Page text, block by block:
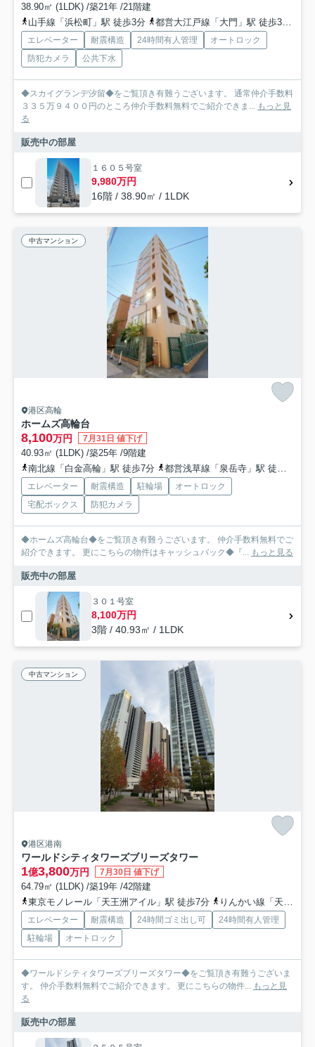
38.90㎡ (1LDK) /築21年 /21階建
山手線「浜松町」駅 徒歩3分
都営大江戸線「大門」駅 徒歩3分
エレベーター 耐震構造 24時間有人管理
オートロック
防犯カメラ
公共下水
◆スカイグランデ汐留◆をご覧頂き有難うございます。 通常仲介手数料
３３５万９４００円のところ仲介手数料無料でご紹介できま... もっと見
る
販売中の部屋
１６０５号室
9,980万円
16階 / 38.90㎡ / 1LDK
中古マンション
港区高輪
ホームズ高輪台
8,100万円 7月31日 値下げ
40.93㎡ (1LDK) /築25年 /9階建
南北線「白金高輪」駅 徒歩7分
都営浅草線「泉岳寺」駅 徒歩9分
エレベーター 耐震構造 駐輪場
オートロック
宅配ボックス
防犯カメラ
◆ホームズ高輪台◆をご覧頂き有難うございます。 仲介手数料無料でご
紹介できます。 更にこちらの物件はキャッシュバック◆『... もっと見る
販売中の部屋
３０１号室
8,100万円
3階 / 40.93㎡ / 1LDK
中古マンション
港区港南
ワールドシティタワーズブリーズタワー
1億3,800万円 7月30日 値下げ
64.79㎡ (1LDK) /築19年 /42階建
東京モノレール「天王洲アイル」駅 徒歩7分
りんかい線「天王洲アイル」駅 徒歩10分
エレベーター 耐震構造 24時間ゴミ出し可
24時間有人管理
駐輪場
オートロック
◆ワールドシティタワーズブリーズタワー◆をご覧頂き有難うございま
す。 仲介手数料無料でご紹介できます。 更にこちらの物件... もっと見
る
販売中の部屋